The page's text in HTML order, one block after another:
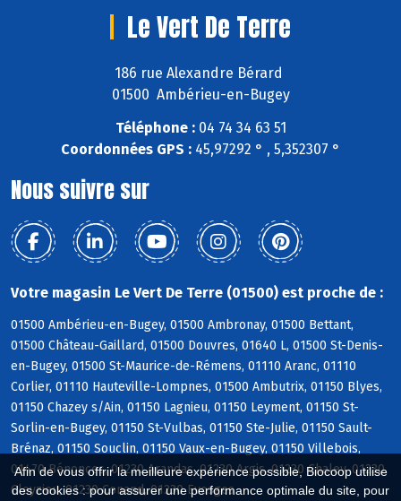
Afin de vous offrir la meilleure expérience possible, Biocoop utilise
des cookies : pour assurer une performance optimale du site, pour
Le Vert De Terre
186 rue Alexandre Bérard
01500 Ambérieu-en-Bugey
Téléphone :04 74 34 63 51
Coordonnées GPS : 45,97292 ° , 5,352307 °
Nous suivre sur
Votre magasin Le Vert De Terre (01500) est proche de :
01500 Ambérieu-en-Bugey, 01500 Ambronay, 01500 Bettant,
01500 Château-Gaillard, 01500 Douvres, 01640 L, 01500 St-Denis-
en-Bugey, 01500 St-Maurice-de-Rémens, 01110 Aranc, 01110
Corlier, 01110 Hauteville-Lompnes, 01500 Ambutrix, 01150 Blyes,
01150 Chazey s/Ain, 01150 Lagnieu, 01150 Leyment, 01150 St-
Sorlin-en-Bugey, 01150 St-Vulbas, 01150 Ste-Julie, 01150 Sault-
Brénaz, 01150 Souclin, 01150 Vaux-en-Bugey, 01150 Villebois,
01470 Bénonces, 01230 Arandas, 01230 Argis, 01230 Chaley, 01230
Cleyzieu, 01230 Conand, 01230 Evosges